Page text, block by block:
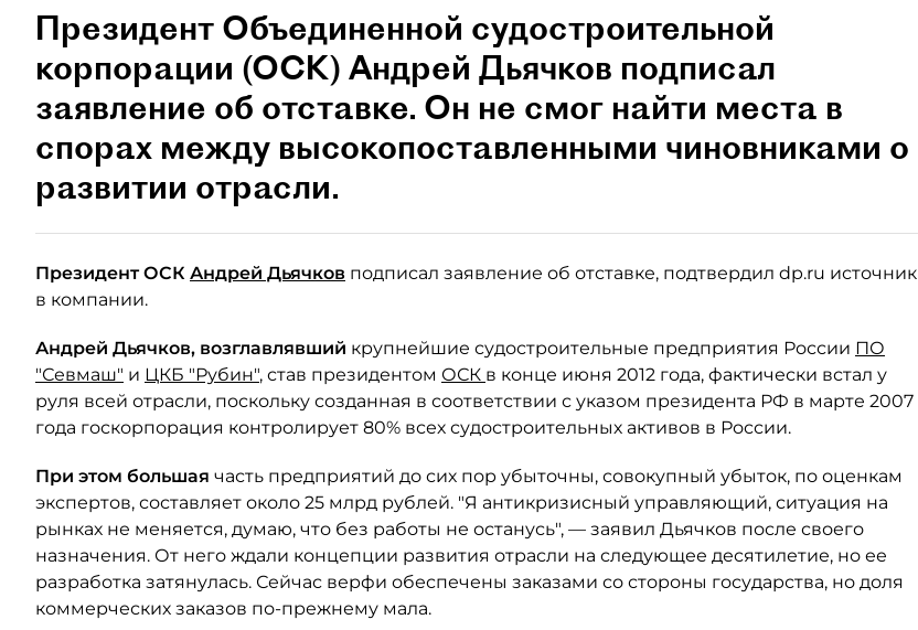
Президент Объединенной судостроительной
корпорации (ОСК) Андрей Дьячков подписал
заявление об отставке. Он не смог найти места в
спорах между высокопоставленными чиновниками о
развитии отрасли.
Президент ОСК Андрей Дьячков подписал заявление об отставке, подтвердил dp.ru источник
в компании.
Андрей Дьячков, возглавлявший крупнейшие судостроительные предприятия России ПО
"Севмаш" и ЦКБ "Рубин", став президентом ОСК в конце июня 2012 года, фактически встал у
руля всей отрасли, поскольку созданная в соответствии с указом президента РФ в марте 2007
года госкорпорация контролирует 80% всех судостроительных активов в России.
При этом большая часть предприятий до сих пор убыточны, совокупный убыток, по оценкам
экспертов, составляет около 25 млрд рублей. "Я антикризисный управляющий, ситуация на
рынках не меняется, думаю, что без работы не останусь", — заявил Дьячков после своего
назначения. От него ждали концепции развития отрасли на следующее десятилетие, но ее
разработка затянулась. Сейчас верфи обеспечены заказами со стороны государства, но доля
коммерческих заказов по-прежнему мала.